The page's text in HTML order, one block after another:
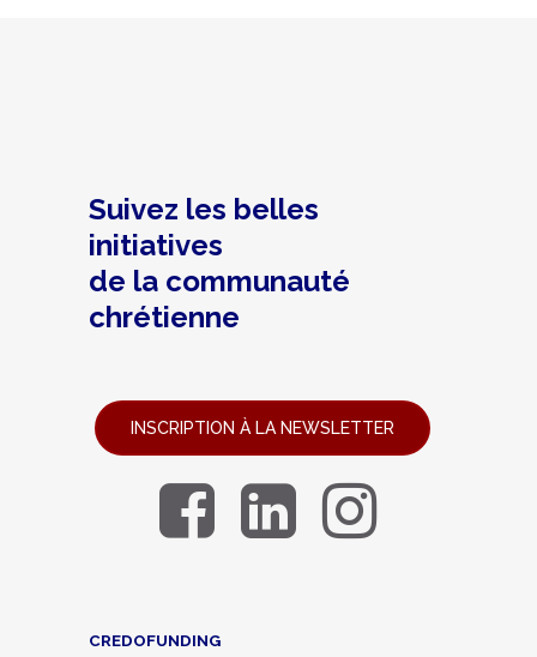
Suivez les belles
initiatives
de la communauté
chrétienne
INSCRIPTION À LA NEWSLETTER
CREDOFUNDING